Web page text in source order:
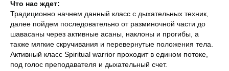
Что нас ждет:
Традиционно начнем данный класс с дыхательных техник,
далее пойдем последовательно от разминочной части до
шавасаны через активные асаны, наклоны и прогибы, а
также мягкие скручивания и перевернутые положения тела.
Активный класс Spiritual warrior проходит в едином потоке,
под голос преподавателя и дыхательный счет.